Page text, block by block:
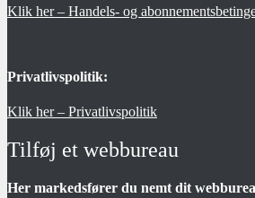
Klik her – Handels- og
Privatlivspolitik:
Klik her – Privatlivspolitik
Tilføj et webbureau
Her markedsfører du nemt dit